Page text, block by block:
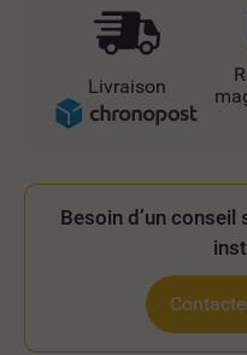
Livraison
Besoin d’un